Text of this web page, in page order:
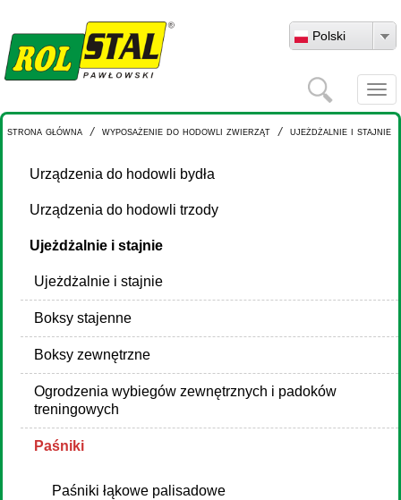
Polski
Szukaj
strona główna / wyposażenie do hodowli zwierząt / ujeżdżalnie i stajnie
Urządzenia do hodowli bydła
Urządzenia do hodowli trzody
Ujeżdżalnie i stajnie
Ujeżdżalnie i stajnie
Boksy stajenne
Boksy zewnętrzne
Ogrodzenia wybiegów zewnętrznych i padoków
treningowych
Paśniki
Paśniki łąkowe palisadowe